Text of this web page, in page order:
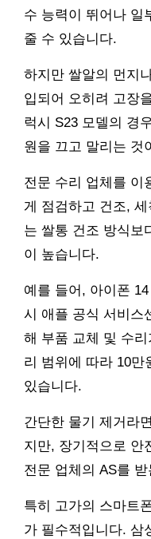
수 능력이 뛰어나 일
줄 수 있습니다.
하지만 쌀알의 먼지
입되어 오히려 고장
럭시 S23 모델의 경
원을 끄고 말리는 것
전문 수리 업체를 이
게 점검하고 건조, 세
는 쌀통 건조 방식보
이 높습니다.
예를 들어, 아이폰
시 애플 공식 서비스
해 부품 교체 및 수
리 범위에 따라 10만
있습니다.
간단한 물기 제거라
지만, 장기적으로 안
전문 업체의 AS를
특히 고가의 스마트
가 필수적입니다. 삼